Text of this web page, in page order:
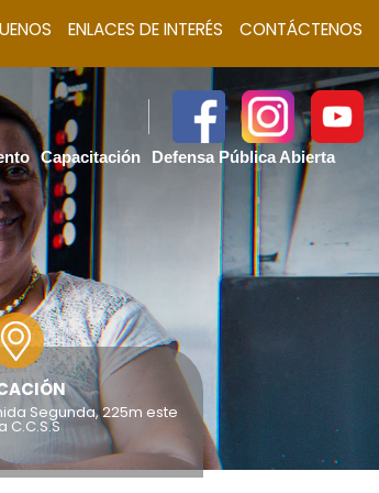
ENLACES DE INTERÉS CONTÁCTENOS
Capacitación Defensa Pública Abierta
Segunda, 225m este
C.C.S.S